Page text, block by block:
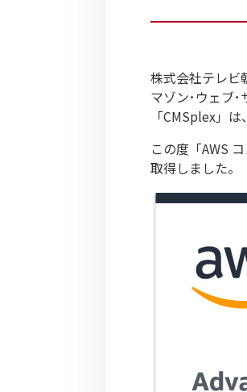
株式会社テレビ
マゾン･ウェブ･
「CMSplex」
この度「AWS
取得しました。